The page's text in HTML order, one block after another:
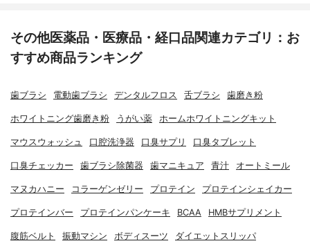
その他医薬品・医療品・経口品関連カテゴリ：お
すすめ商品ランキング
歯ブラシ 電動歯ブラシ デンタルフロス 舌ブラシ 歯磨き粉
ホワイトニング歯磨き粉 うがい薬 ホームホワイトニングキット
マウスウォッシュ 口腔洗浄器 口臭サプリ 口臭タブレット
口臭チェッカー 歯ブラシ除菌器 歯マニキュア 青汁 オートミール
マヌカハニー コラーゲンゼリー プロテイン プロテインシェイカー
プロテインバー プロテインパンケーキ BCAA HMBサプリメント
腹筋ベルト 振動マシン ボディスーツ ダイエットスリッパ